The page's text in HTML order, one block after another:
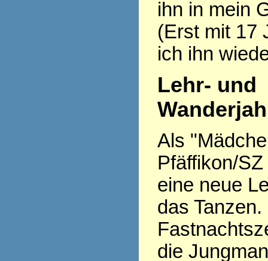
ihn in mein
(Erst mit 17
ich ihn
Lehr- und
Als
Pfäffikon/
eine neue
das Tanzen.
die